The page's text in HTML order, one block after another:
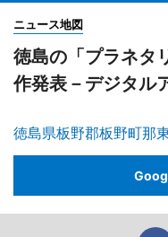
ニュース地図
徳島の「プラネタ
作発表－デジタル
徳島県板野郡板野町那